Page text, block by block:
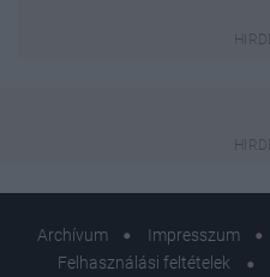
Archívum Impresszum
Felhasználási feltételek